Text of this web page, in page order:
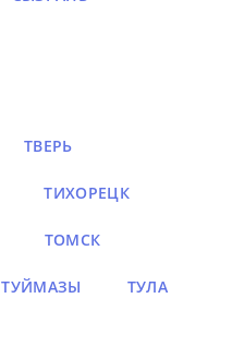
ТВЕРЬ
ТИХОРЕЦК
ТОМСК
ТУЙМАЗЫ ТУЛА